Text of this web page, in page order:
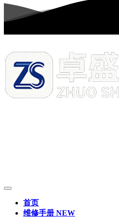
首页
维修手册 NEW